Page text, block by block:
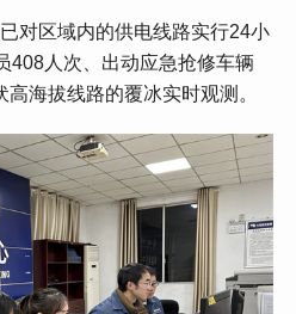
区域内的供电线路实行24小
408人次、出动应急抢修车辆
海拔线路的覆冰实时观测。